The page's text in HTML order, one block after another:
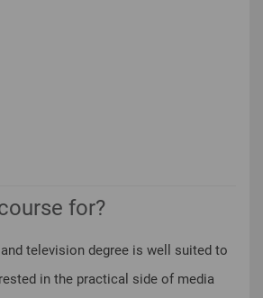
for?
television degree is well suited to
in the practical side of media